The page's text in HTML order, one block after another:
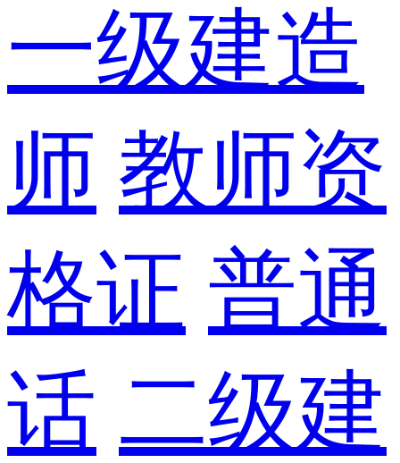
一级建造
师 教师资
格证 普通
话 二级建